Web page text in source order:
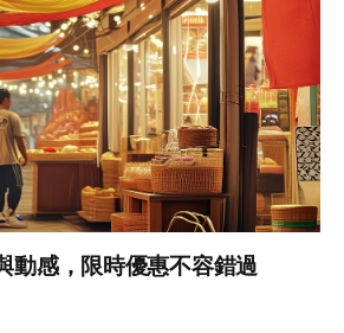
動感，限時優惠不容錯過